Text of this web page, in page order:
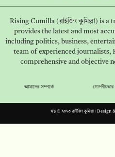
Rising Cumilla (রাইজিং কুমিল্লা) is
provides the latest and most
including politics, business,
team of experienced journalists,
comprehensive and objective
আমাদের সম্পর্কে গোপনীয়তার
স্বত্ব © ২০২৩ রাইজিং কুমিল্লা।